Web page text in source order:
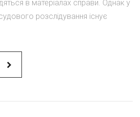
в матеріалах справи. Однак у
розслідування існує